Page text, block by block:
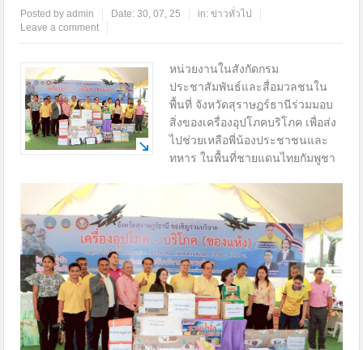
Posted byadmin Date:30, 07, 25 in:ข่าวทั่วไป
Leave a comment
หน่วยงานในสังกัดกรม
ประชาสัมพันธ์และสื่อมวลชนใน
พื้นที่ จังหวัดสุราษฎร์ธานีร่วมมอบ
สิ่งของเครื่องอุปโภคบริโภค เพื่อส่ง
ไปช่วยเหลือพี่น้องประชาชนและ
ทหาร ในพื้นที่ชายแดนไทยกัมพูชา